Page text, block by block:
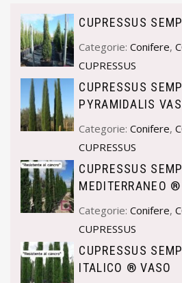
CUPRESSUS
Categorie:Conifere,
CUPRESSUS
CUPRESSUS
PYRAMIDALIS
Categorie:Conifere,
CUPRESSUS
CUPRESSUS
MEDITERRANEO
Categorie:Conifere,
CUPRESSUS
CUPRESSUS
ITALICO ® VASO